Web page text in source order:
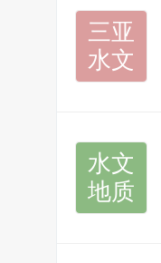
三亚
水文
水文
地质